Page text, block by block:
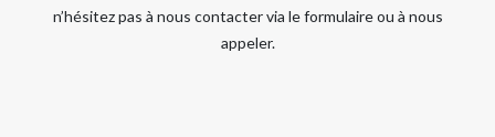
n’hésitez pas à nous contacter via le formulaire ou à nous
appeler.